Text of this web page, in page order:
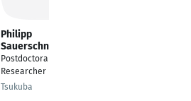
Philipp
Sauerschnig
Postdoctoral
Researcher
Tsukuba